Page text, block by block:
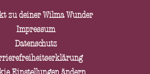
zu deiner Wilma Wunder
Impressum
Datenschutz